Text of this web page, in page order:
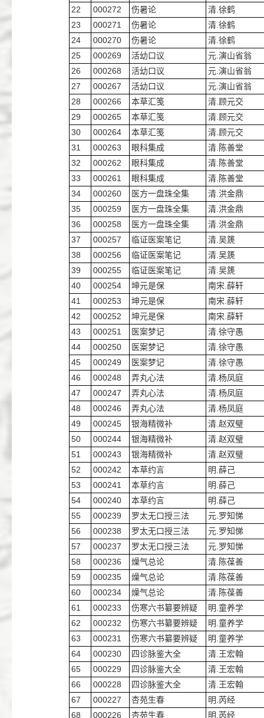
22
000272 伤暑论
清.徐鹤
23
000271 伤暑论
清.徐鹤
24
000270 伤暑论
清.徐鹤
25
000269 活幼口议
元.演山省翁
26
000268 活幼口议
元.演山省翁
27
000267 活幼口议
元.演山省翁
28
000266 本草汇笺
清.顾元交
29
000265 本草汇笺
清.顾元交
30
000264 本草汇笺
清.顾元交
31
000263 眼科集成
清.陈善堂
32
000262 眼科集成
清.陈善堂
33
000261 眼科集成
清.陈善堂
34
000260 医方一盘珠全集
清.洪金鼎
35
000259 医方一盘珠全集
清.洪金鼎
36
000258 医方一盘珠全集
清.洪金鼎
37
000257 临证医案笔记
清.吴篪
38
000256 临证医案笔记
清.吴篪
39
000255 临证医案笔记
清.吴篪
40
000254 坤元是保
南宋.薛轩
41
000253 坤元是保
南宋.薛轩
42
000252 坤元是保
南宋.薛轩
43
000251 医案梦记
清.徐守愚
44
000250 医案梦记
清.徐守愚
45
000249 医案梦记
清.徐守愚
46
000248 弄丸心法
清.杨凤庭
47
000247 弄丸心法
清.杨凤庭
48
000246 弄丸心法
清.杨凤庭
49
000245 银海精微补
清.赵双璧
50
000244 银海精微补
清.赵双璧
51
000243 银海精微补
清.赵双璧
52
000242 本草约言
明.薛己
53
000241 本草约言
明.薛己
54
000240 本草约言
明.薛己
55
000239 罗太无口授三法
元.罗知悌
56
000238 罗太无口授三法
元.罗知悌
57
000237 罗太无口授三法
元.罗知悌
58
000236 燥气总论
清.陈葆善
59
000235 燥气总论
清.陈葆善
60
000234 燥气总论
清.陈葆善
61
000233 伤寒六书纂要辨疑
明.童养学
62
000232 伤寒六书纂要辨疑
明.童养学
63
000231 伤寒六书纂要辨疑
明.童养学
64
000230 四诊脉鉴大全
清.王宏翰
65
000229 四诊脉鉴大全
清.王宏翰
66
000228 四诊脉鉴大全
清.王宏翰
67
000227 杏苑生春
明.芮经
68
000226 杏苑生春 明.芮经